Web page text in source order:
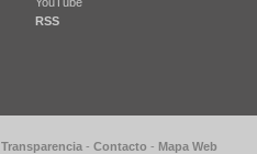
RSS
Transparencia - Contacto - Mapa Web